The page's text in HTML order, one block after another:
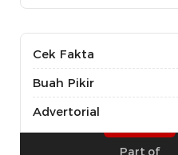
Cek Fakta
Buah Pikir
Advertorial